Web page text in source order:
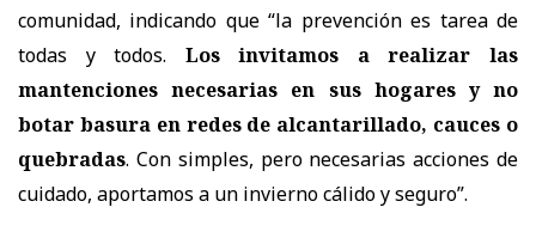
comunidad, indicando que “la prevención es tarea de
todas y todos. Los invitamos a realizar las
mantenciones necesarias en sus hogares y no
botar basura en redes de alcantarillado, cauces o
quebradas. Con simples, pero necesarias acciones de
cuidado, aportamos a un invierno cálido y seguro”.